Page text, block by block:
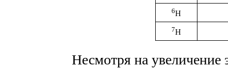
6H
7H
Несмотря на увеличение